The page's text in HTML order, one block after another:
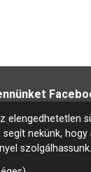
Jókai Mór
elengedhetetlen
nekünk,
szolgálhassunk.